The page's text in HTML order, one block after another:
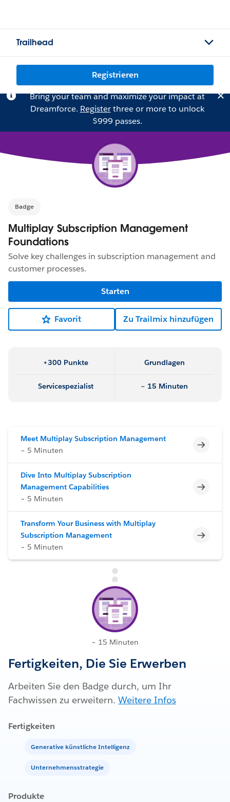
Trailhead
Registrieren
Bring your team and maximize your impact at
Dreamforce. Registerthree or more to unlock
$999 passes.
Badge
Multiplay Subscription Management
Foundations
Solve key challenges in subscription management and
customer processes.
Starten
Favorit Zu Trailmix hinzufügen
+300 Punkte Grundlagen
Servicespezialist ~ 15 Minuten
Meet Multiplay Subscription Management
~ 5 Minuten
Dive Into Multiplay Subscription
Management Capabilities
~ 5 Minuten
Transform Your Business with Multiplay
Subscription Management
~ 5 Minuten
~ 15 Minuten
Fertigkeiten, Die Sie Erwerben
Arbeiten Sie den Badge durch, um Ihr
Fachwissen zu erweitern. Weitere Infos
Fertigkeiten
Generative künstliche Intelligenz
Unternehmensstrategie
Produkte